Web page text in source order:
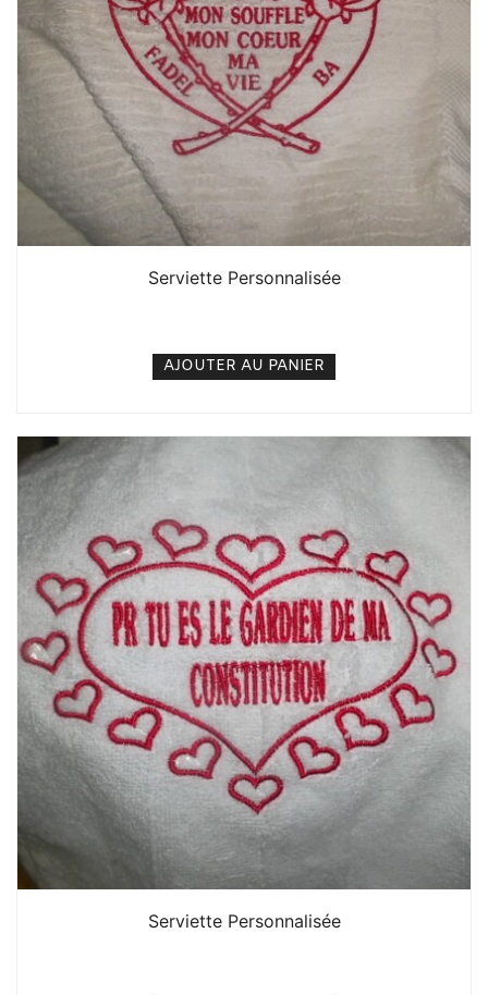
Serviette Personnalisée
AJOUTER AU PANIER
Serviette Personnalisée